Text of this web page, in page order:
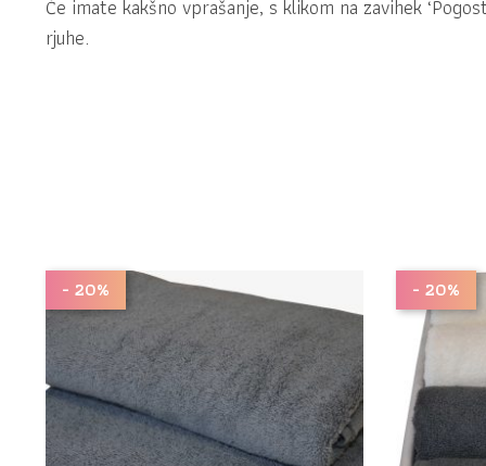
Če imate kakšno vprašanje, s klikom na zavihek
rjuhe.
- 20% - 20%